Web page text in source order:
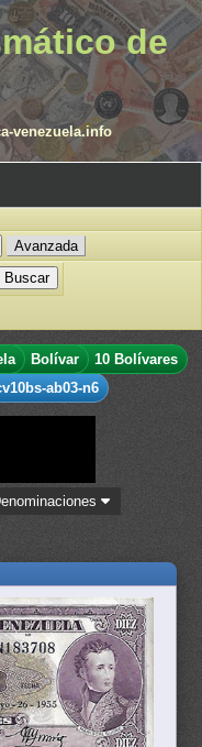
de
venezuela.info
Avanzada
Bolívar
10 Bolívares
ab03-n6